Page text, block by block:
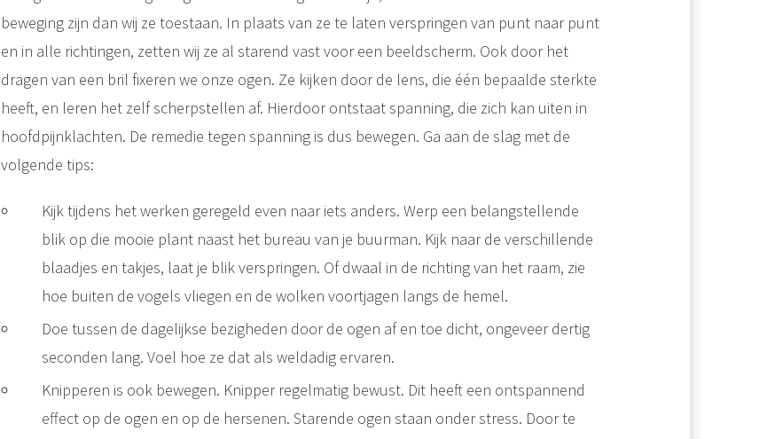
beweging zijn dan wij ze toestaan. In plaats van ze te laten verspringen van punt naar punt
en in alle richtingen, zetten wij ze al starend vast voor een beeldscherm. Ook door het
dragen van een bril fixeren we onze ogen. Ze kijken door de lens, die één bepaalde sterkte
heeft, en leren het zelf scherpstellen af. Hierdoor ontstaat spanning, die zich kan uiten in
hoofdpijnklachten. De remedie tegen spanning is dus bewegen. Ga aan de slag met de
volgende tips:
Kijk tijdens het werken geregeld even naar iets anders. Werp een belangstellende
blik op die mooie plant naast het bureau van je buurman. Kijk naar de verschillende
blaadjes en takjes, laat je blik verspringen. Of dwaal in de richting van het raam, zie
hoe buiten de vogels vliegen en de wolken voortjagen langs de hemel.
Doe tussen de dagelijkse bezigheden door de ogen af en toe dicht, ongeveer dertig
seconden lang. Voel hoe ze dat als weldadig ervaren.
Knipperen is ook bewegen. Knipper regelmatig bewust. Dit heeft een ontspannend
effect op de ogen en op de hersenen. Starende ogen staan onder stress. Door te